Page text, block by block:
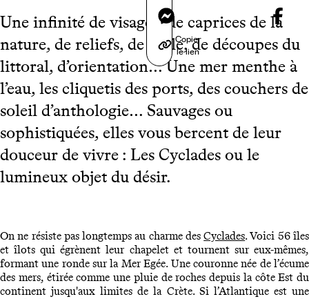
Messenger
Copier
le lien
Une infinité de visages, de caprices de la
nature, de reliefs, de taille, de découpes du
littoral, d’orientation… Une mer menthe à
l’eau, les cliquetis des ports, des couchers de
soleil d’anthologie… Sauvages ou
sophistiquées, elles vous bercent de leur
douceur de vivre : Les Cyclades ou le
lumineux objet du désir.
On ne résiste pas longtemps au charme desCyclades. Voici 56 îles
et îlots qui égrènent leur chapelet et tournent sur eux-mêmes,
formant une ronde sur la Mer Egée. Une couronne née de l’écume
des mers, étirée comme une pluie de roches depuis la côte Est du
continent jusqu'aux limites de la Crète. Si l’Atlantique est une